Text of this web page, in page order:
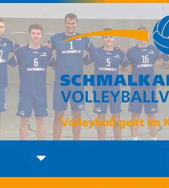
Volleyball geht im